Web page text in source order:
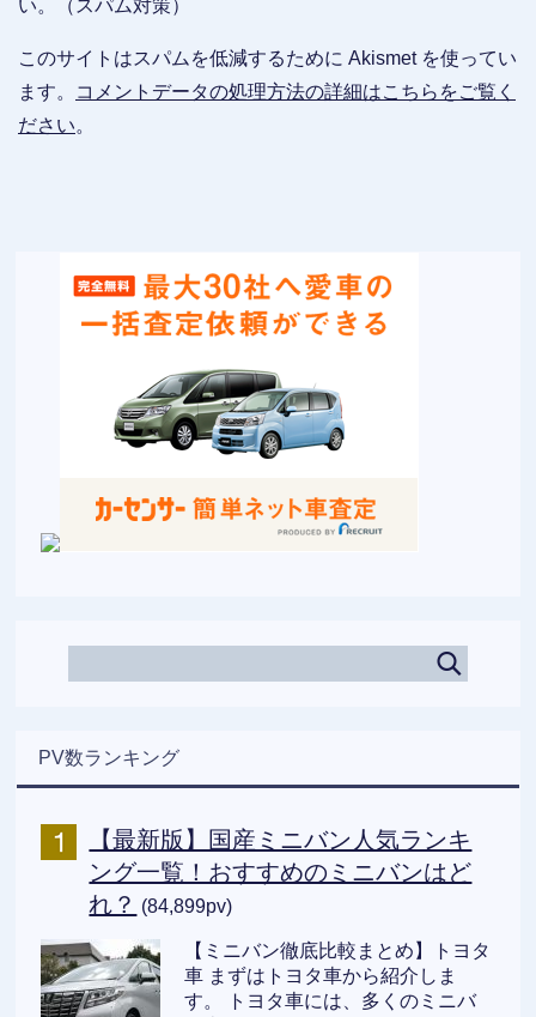
い。（スパム対策）
このサイトはスパムを低減するために Akismet を使ってい
ます。
コメントデータの処理方法の詳細はこちらをご覧く
ださい。
PV数ランキング
【最新版】国産ミニバン人気ランキ
ング一覧！おすすめのミニバンはど
れ？ (84,899pv)
【ミニバン徹底比較まとめ】トヨタ
車 まずはトヨタ車から紹介しま
す。 トヨタ車には、多くのミニバ